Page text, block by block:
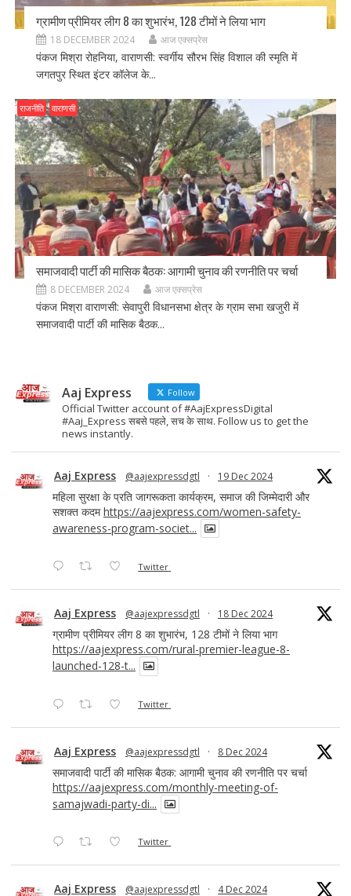
ग्रामीण प्रीमियर लीग 8 का शुभारंभ, 128 टीमों ने लिया भाग
18 DECEMBER 2024 आज एक्सप्रेस
पंकज मिश्रा रोहनिया, वाराणसी: स्वर्गीय सौरभ सिंह विशाल की स्मृति में
जगतपुर स्थित इंटर कॉलेज के...
राजनीति वाराणसी
समाजवादी पार्टी की मासिक बैठक: आगामी चुनाव की रणनीति पर चर्चा
8 DECEMBER 2024 आज एक्सप्रेस
पंकज मिश्रा वाराणसी: सेवापुरी विधानसभा क्षेत्र के ग्राम सभा खजुरी में
समाजवादी पार्टी की मासिक बैठक...
Aaj Express Follow
Official Twitter account of #AajExpressDigital
#Aaj_Express सबसे पहले, सच के साथ. Follow us to get the
news instantly.
Aaj Express @aajexpressdgtl · 19 Dec 2024
महिला सुरक्षा के प्रति जागरूकता कार्यक्रम, समाज की जिम्मेदारी और
सशक्त कदमhttps://aajexpress.com/women-safety-
awareness-program-societ...
Twitter
Aaj Express @aajexpressdgtl · 18 Dec 2024
ग्रामीण प्रीमियर लीग 8 का शुभारंभ, 128 टीमों ने लिया भाग
https://aajexpress.com/rural-premier-league-8-
launched-128-t...
Twitter
Aaj Express @aajexpressdgtl · 8 Dec 2024
समाजवादी पार्टी की मासिक बैठक: आगामी चुनाव की रणनीति पर चर्चा
https://aajexpress.com/monthly-meeting-of-
samajwadi-party-di...
Twitter
Aaj Express @aajexpressdgtl · 4 Dec 2024